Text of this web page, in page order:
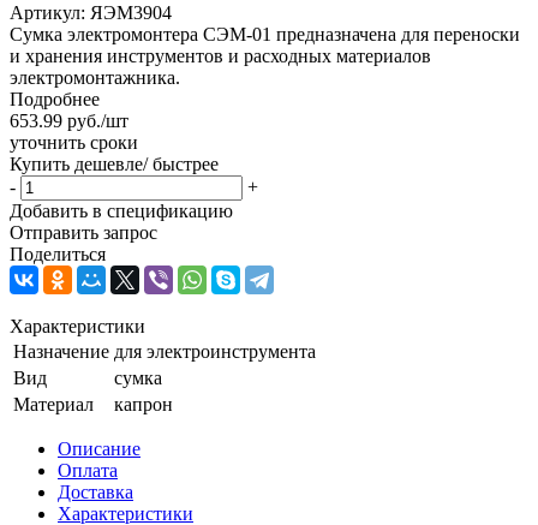
Артикул: ЯЭМ3904
Сумка электромонтера СЭМ-01 предназначена для переноски
и хранения инструментов и расходных материалов
электромонтажника.
Подробнее
653.99 руб./шт
уточнить сроки
Купить дешевле/ быстрее
-
+
Добавить в спецификацию
Отправить запрос
Поделиться
Характеристики
Назначение для электроинструмента
Вид
сумка
Материал
капрон
Описание
Оплата
Доставка
Характеристики